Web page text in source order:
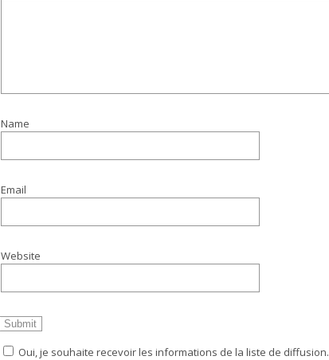
Name
Email
Website
Oui, je souhaite recevoir les informations de la liste de diffusion.